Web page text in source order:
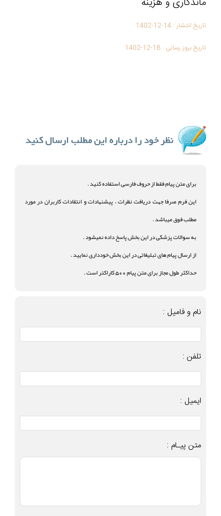
تاریخ انتشار : 1402-12-14
تاریخ بروز رسانی : 1402-12-18
برای متن پیام فقط از حروف فارسی استفاده کنید .
این فرم صرفا جهت دریافت نظرات ، پیشنهادات و انتقادات کاربران در مورد
مطلب فوق میباشد .
به سوالات پزشکی در این بخش پاسخ داده نمیشود .
از ارسال پیام های تبلیغاتی در این بخش خودداری نمایید .
حداکثر طول مجاز برای متن پیام 500 کاراکتر است .
نام و فامیل :
تلفن :
ایمیل :
متن پیـام :